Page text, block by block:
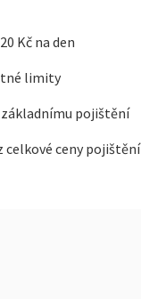
Kč na den
limity
pojištění
celkové ceny pojištění